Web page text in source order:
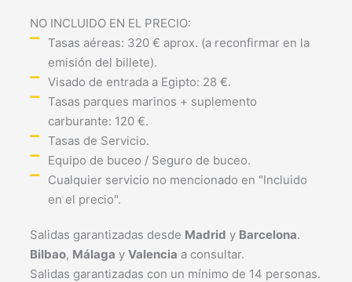
NO INCLUIDO EN EL PRECIO:
Tasas aéreas: 320 € aprox. (a reconfirmar en la
emisión del billete).
Visado de entrada a Egipto: 28 €.
Tasas parques marinos + suplemento
carburante: 120 €.
Tasas de Servicio.
Equipo de buceo / Seguro de buceo.
Cualquier servicio no mencionado en "Incluido
en el precio".
Salidas garantizadas desde Madrid y Barcelona.
Bilbao, Málaga yValencia a consultar.
Salidas garantizadas con un mínimo de 14 personas.